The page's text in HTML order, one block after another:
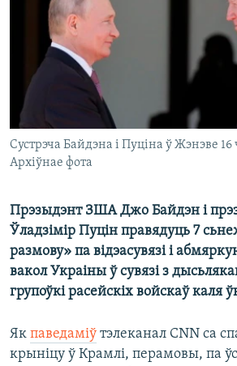
КУЛЬТУРА
КАЛЯНДАР
МОВА
НА ХВАЛЯХ СВАБОДЫ
Сустрэча Байдэна і Пуціна ў Жэнэве 16
Архіўнае фота
Прэзыдэнт ЗША Джо Байдэн і
Ўладзімір Пуцін правядуць 7
размову» па відэасувязі і
вакол Украіны ў сувязі з
групоўкі расейскіх войскаў каля
Як паведаміў тэлеканал CNN са
крыніцу ў Крамлі, перамовы, па